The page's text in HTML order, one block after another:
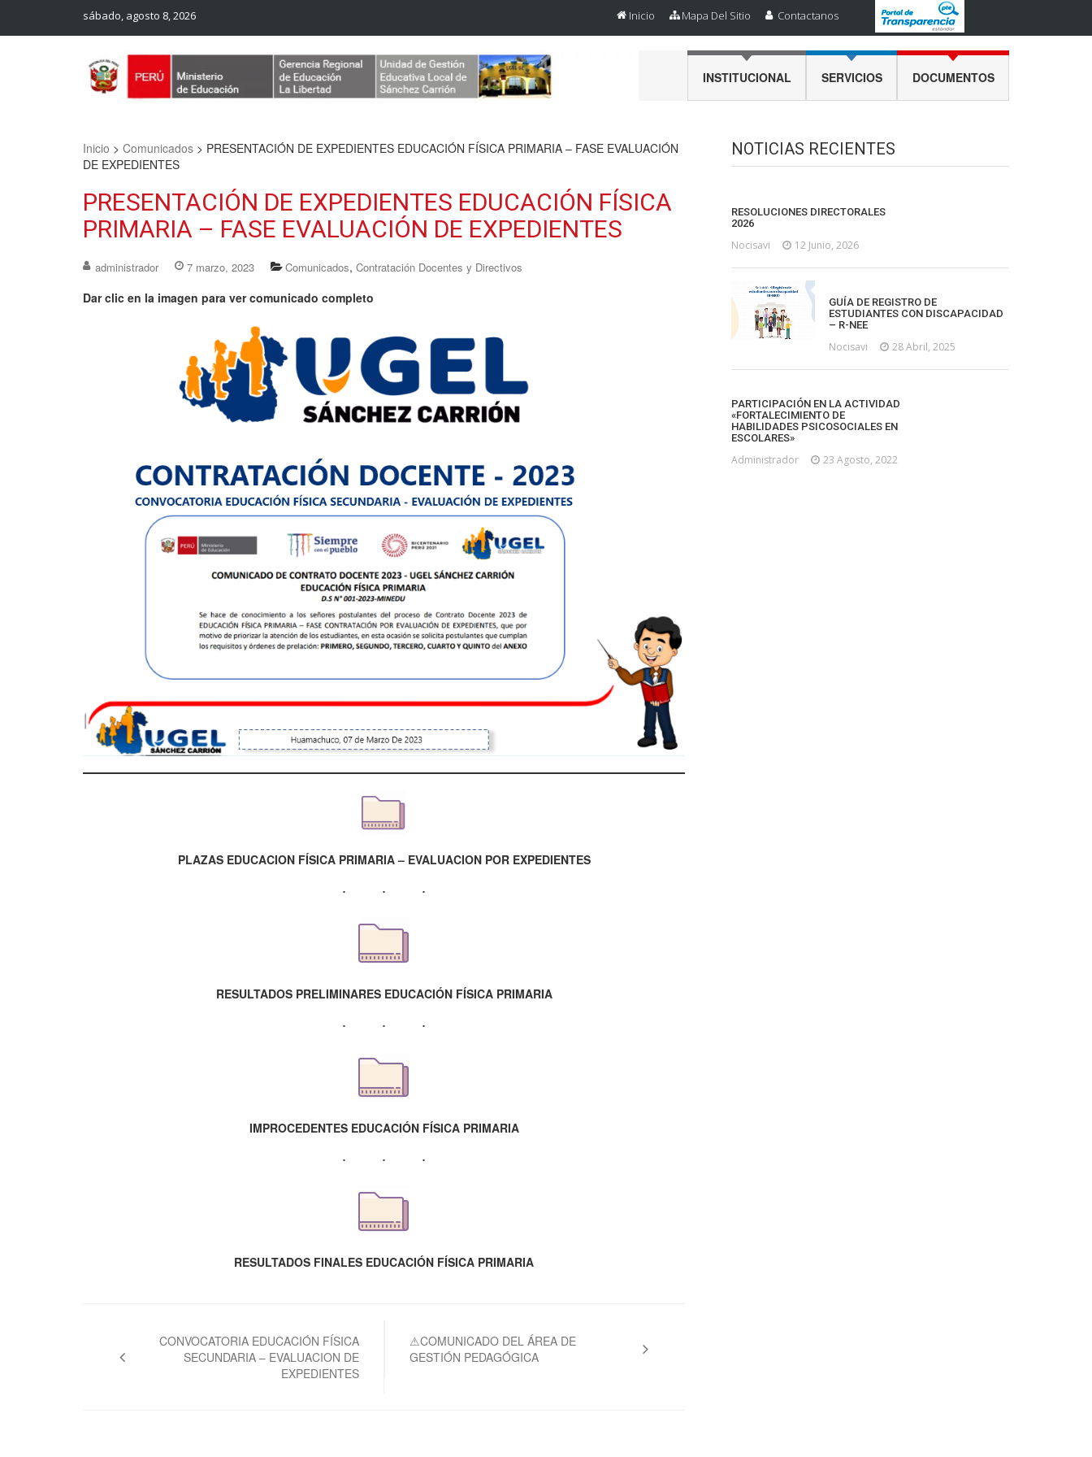
sábado, agosto 8, 2026 Inicio Mapa Del Sitio Contactanos
INSTITUCIONAL SERVICIOS DOCUMENTOS
Inicio > Comunicados > PRESENTACIÓN DE EXPEDIENTES EDUCACIÓN FÍSICA PRIMARIA – FASE EVALUACIÓN
DE EXPEDIENTES
PRESENTACIÓN DE EXPEDIENTES EDUCACIÓN FÍSICA
PRIMARIA – FASE EVALUACIÓN DE EXPEDIENTES
administrador 7 marzo, 2023 Comunicados, Contratación Docentes y Directivos
Dar clic en la imagen para ver comunicado completo
PLAZAS EDUCACION FÍSICA PRIMARIA – EVALUACION POR EXPEDIENTES
RESULTADOS PRELIMINARES EDUCACIÓN FÍSICA PRIMARIA
IMPROCEDENTES EDUCACIÓN FÍSICA PRIMARIA
RESULTADOS FINALES EDUCACIÓN FÍSICA PRIMARIA
entradas
CONVOCATORIA EDUCACIÓN FÍSICA
SECUNDARIA – EVALUACION DE
EXPEDIENTES
⚠COMUNICADO DEL ÁREA DE
GESTIÓN PEDAGÓGICA
NOTICIAS RECIENTES
RESOLUCIONES DIRECTORALES
2026
Nocisavi 12 Junio, 2026
GUÍA DE REGISTRO DE
ESTUDIANTES CON DISCAPACIDAD
– R-NEE
Nocisavi 28 Abril, 2025
PARTICIPACIÓN EN LA ACTIVIDAD
«FORTALECIMIENTO DE
HABILIDADES PSICOSOCIALES EN
ESCOLARES»
Administrador 23 Agosto, 2022